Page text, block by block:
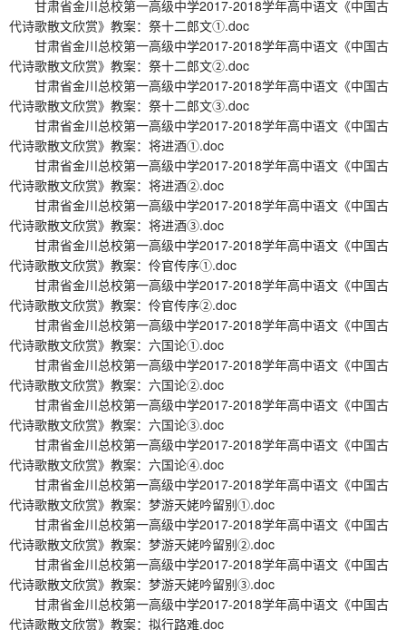
甘肃省金川总校第一高级中学2017-2018学年高中语文《中国古
代诗歌散文欣赏》教案：祭十二郎文①.doc
甘肃省金川总校第一高级中学2017-2018学年高中语文《中国古
代诗歌散文欣赏》教案：祭十二郎文②.doc
甘肃省金川总校第一高级中学2017-2018学年高中语文《中国古
代诗歌散文欣赏》教案：祭十二郎文③.doc
甘肃省金川总校第一高级中学2017-2018学年高中语文《中国古
代诗歌散文欣赏》教案：将进酒①.doc
甘肃省金川总校第一高级中学2017-2018学年高中语文《中国古
代诗歌散文欣赏》教案：将进酒②.doc
甘肃省金川总校第一高级中学2017-2018学年高中语文《中国古
代诗歌散文欣赏》教案：将进酒③.doc
甘肃省金川总校第一高级中学2017-2018学年高中语文《中国古
代诗歌散文欣赏》教案：伶官传序①.doc
甘肃省金川总校第一高级中学2017-2018学年高中语文《中国古
代诗歌散文欣赏》教案：伶官传序②.doc
甘肃省金川总校第一高级中学2017-2018学年高中语文《中国古
代诗歌散文欣赏》教案：六国论①.doc
甘肃省金川总校第一高级中学2017-2018学年高中语文《中国古
代诗歌散文欣赏》教案：六国论②.doc
甘肃省金川总校第一高级中学2017-2018学年高中语文《中国古
代诗歌散文欣赏》教案：六国论③.doc
甘肃省金川总校第一高级中学2017-2018学年高中语文《中国古
代诗歌散文欣赏》教案：六国论④.doc
甘肃省金川总校第一高级中学2017-2018学年高中语文《中国古
代诗歌散文欣赏》教案：梦游天姥吟留别①.doc
甘肃省金川总校第一高级中学2017-2018学年高中语文《中国古
代诗歌散文欣赏》教案：梦游天姥吟留别②.doc
甘肃省金川总校第一高级中学2017-2018学年高中语文《中国古
代诗歌散文欣赏》教案：梦游天姥吟留别③.doc
甘肃省金川总校第一高级中学2017-2018学年高中语文《中国古
代诗歌散文欣赏》教案：拟行路难.doc